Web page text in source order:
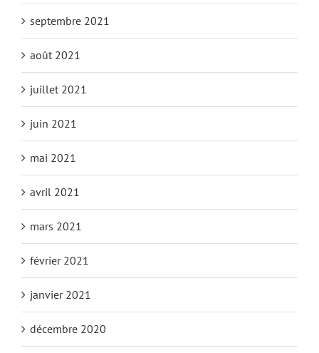
septembre 2021
août 2021
juillet 2021
juin 2021
mai 2021
avril 2021
mars 2021
février 2021
janvier 2021
décembre 2020